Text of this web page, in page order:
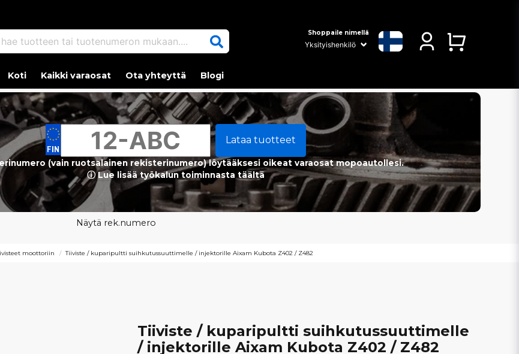
tuotteen tai tuotenumeron mukaan.... Shoppaile nimellä
Koti Kaikki varaosat Ota yhteyttä Blogi
Lataa tuotteet
(vain ruotsalainen rekisterinumero) löytääksesi oikeat varaosat mopoautollesi.
ⓘ Lue lisää työkalun toiminnasta täältä
Näytä rek.numero
moottoriin Tiiviste / kuparipultti suihkutussuuttimelle / injektorille Aixam Kubota Z402 / Z482
Tiiviste / kuparipultti suihkutussuuttimelle
/ injektorille Aixam Kubota Z402 / Z482